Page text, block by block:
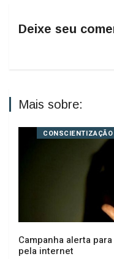
Deixe seu
Mais sobre:
CONSCIENTIZAÇÃO
Campanha alerta
pela internet